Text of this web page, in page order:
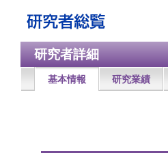
研究者詳細
基本情報 研究業績